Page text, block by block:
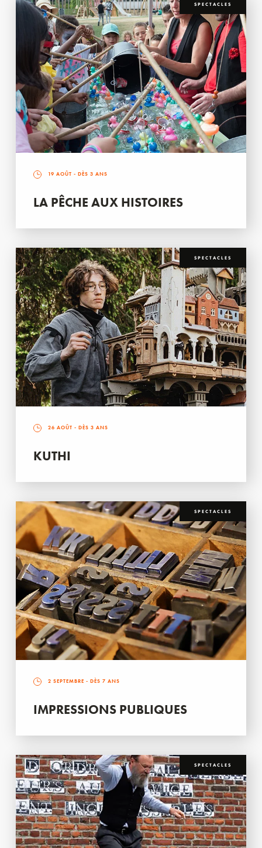
SPECTACLES
19 AOÛT - DÈS 3 ANS
LA PÊCHE AUX HISTOIRES
SPECTACLES
26 AOÛT - DÈS 3 ANS
KUTHI
SPECTACLES
2 SEPTEMBRE - DÈS 7 ANS
IMPRESSIONS PUBLIQUES
SPECTACLES